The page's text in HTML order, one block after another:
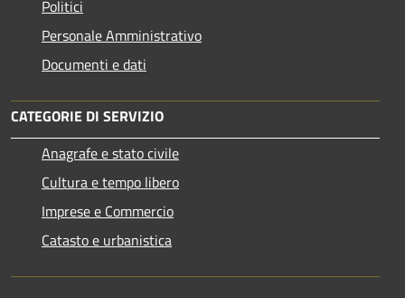
Politici
Personale Amministrativo
Documenti e dati
CATEGORIE DI SERVIZIO
Anagrafe e stato civile
Cultura e tempo libero
Imprese e Commercio
Catasto e urbanistica